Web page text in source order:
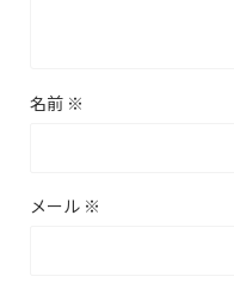
名前 ※
メール ※